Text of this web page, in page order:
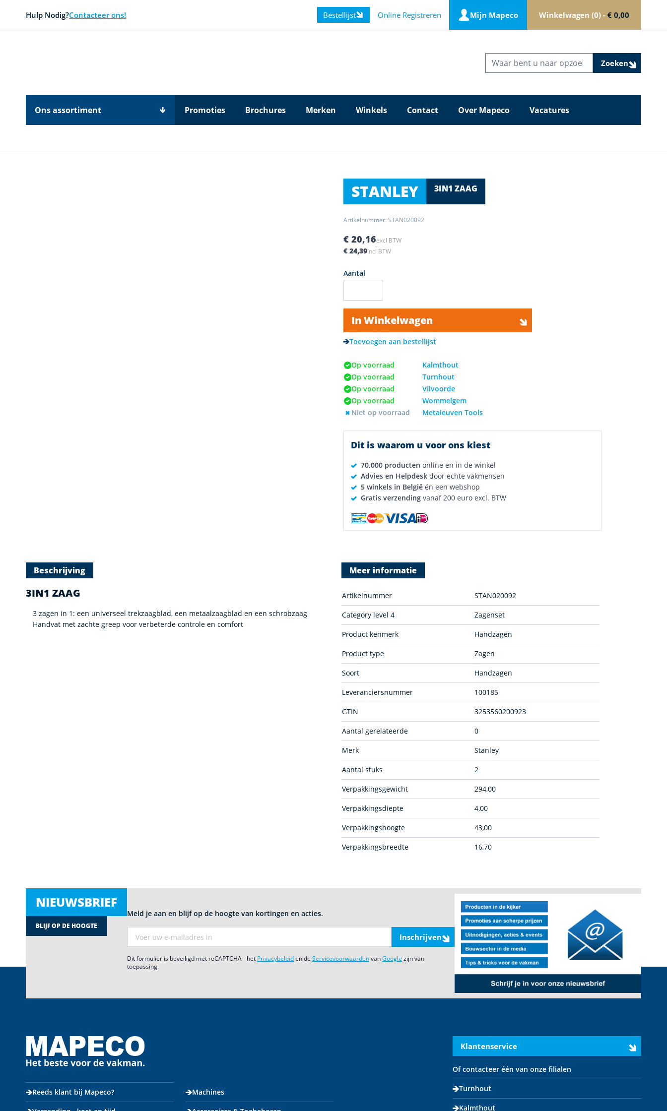
Hulp Nodig?Contacteer ons! Bestellijst Online Registreren Mijn Mapeco Winkelwagen 0 - € 0,00
Ons assortiment Promoties Brochures Merken Winkels Contact Over Mapeco Vacatures
Zoeken
STANLEY 3IN1 ZAAG
Artikelnummer: STAN020092
€ 20,16excl BTW
€ 24,39incl BTW
Aantal
In Winkelwagen
Toevoegen aan bestellijst
Op voorraad
Kalmthout
Op voorraad
Turnhout
Op voorraad
Vilvoorde
Op voorraad
Wommelgem
Niet op voorraad
Metaleuven Tools
Dit is waarom u voor ons kiest
70.000 producten online en in de winkel
Advies en Helpdesk door echte vakmensen
5 winkels in België én een webshop
Gratis verzending vanaf 200 euro excl. BTW
Beschrijving
3IN1 ZAAG
3 zagen in 1: een universeel trekzaagblad, een metaalzaagblad en een schrobzaag
Handvat met zachte greep voor verbeterde controle en comfort
Meer informatie
Artikelnummer STAN020092
Category level 4 Zagenset
Product kenmerk Handzagen
Product type Zagen
Soort Handzagen
Leveranciersnummer 100185
GTIN 3253560200923
Aantal gerelateerde 0
Merk Stanley
Aantal stuks 2
Verpakkingsgewicht 294,00
Verpakkingsdiepte 4,00
Verpakkingshoogte 43,00
Verpakkingsbreedte 16,70
NIEUWSBRIEF
BLIJF OP DE HOOGTE
Meld je aan en blijf op de hoogte van kortingen en acties.
Inschrijven
Dit formulier is beveiligd met reCAPTCHA - het Privacybeleiden de ServicevoorwaardenvanGoogle zijn van
toepassing.
Reeds klant bij Mapeco? Machines
Klantenservice
Of contacteer één van onze filialen
Turnhout
Kalmthout